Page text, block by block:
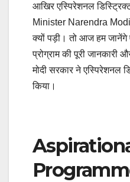
आखिर एस्पिरेशनल
Minister Narendra
क्यों पड़ी। तो आज हम जानेंगे
प्रोग्राम की पूरी
मोदी सरकार ने एस्पिरेशनल
किया।